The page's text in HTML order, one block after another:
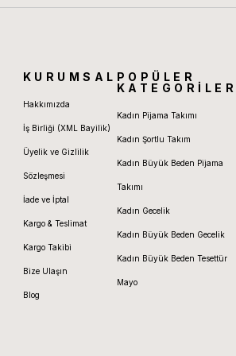
KURUMSAL
Hakkımızda
İş Birliği (XML Bayilik)
Üyelik ve Gizlilik
Sözleşmesi
İade ve İptal
Kargo & Teslimat
Kargo Takibi
Bize Ulaşın
Blog
POPÜLER
KATEGORİLER
Kadın Pijama Takımı
Kadın Şortlu Takım
Kadın Büyük Beden Pijama
Takımı
Kadın Gecelik
Kadın Büyük Beden Gecelik
Kadın Büyük Beden Tesettür
Mayo